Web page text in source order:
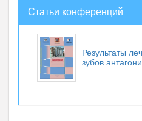
Статьи конференций
Результаты
зубов